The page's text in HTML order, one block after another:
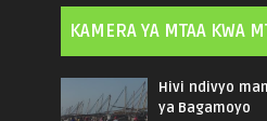
KAMERA YA MTAA KWA
Hivi ndivyo
ya Bagamoyo